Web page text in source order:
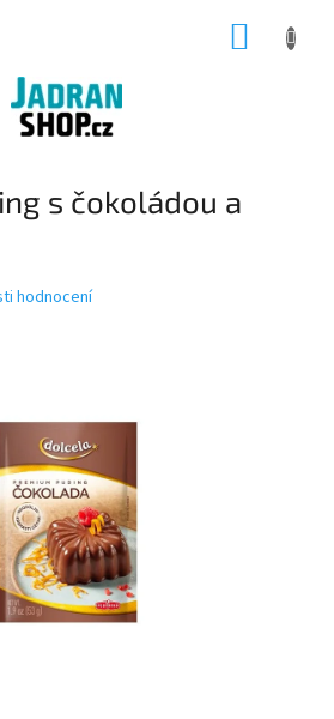
s čokoládou a
hodnocení